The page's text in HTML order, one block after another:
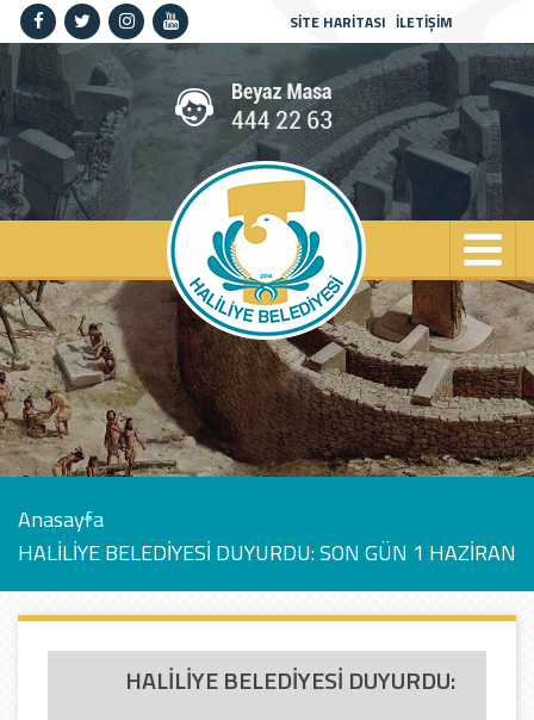
SİTE HARİTASI İLETİŞİM
Anasayfa
HALİLİYE BELEDİYESİ DUYURDU: SON GÜN 1 HAZİRAN
HALİLİYE BELEDİYESİ DUYURDU:
Anasayfa
Kurumsal
Haliliye
Spor
Kültür
Sanat
Güncel
İletişim